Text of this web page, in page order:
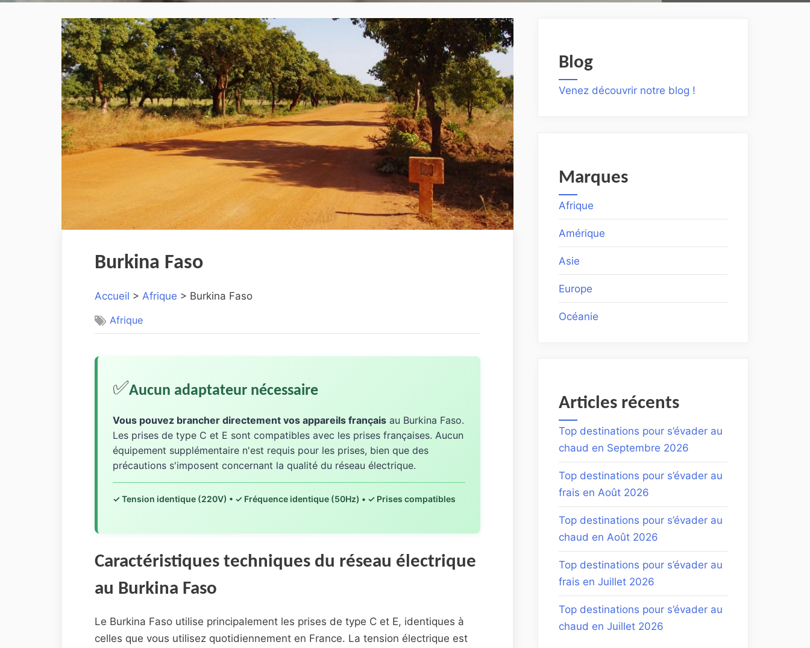
Burkina Faso
Accueil > Afrique > Burkina Faso
Afrique
✅Aucun adaptateur nécessaire
Vous pouvez brancher directement vos appareils français au Burkina Faso.
Les prises de type C et E sont compatibles avec les prises françaises. Aucun
équipement supplémentaire n'est requis pour les prises, bien que des
précautions s'imposent concernant la qualité du réseau électrique.
✓ Tension identique (220V) • ✓ Fréquence identique (50Hz) • ✓ Prises compatibles
Caractéristiques techniques du réseau électrique
au Burkina Faso
Le Burkina Faso utilise principalement les prises de type C et E, identiques à
celles que vous utilisez quotidiennement en France. La tension électrique est
Blog
Venez découvrir notre blog !
Marques
Afrique
Amérique
Asie
Europe
Océanie
Articles récents
Top destinations pour s’évader au
chaud en Septembre 2026
Top destinations pour s’évader au
frais en Août 2026
Top destinations pour s’évader au
chaud en Août 2026
Top destinations pour s’évader au
frais en Juillet 2026
Top destinations pour s’évader au
chaud en Juillet 2026